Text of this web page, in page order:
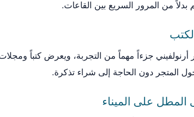
بدلاً من المرور السريع بين القاعات.
أرنولفيني جزءاً مهماً من التجربة، ويعرض كتباً
المتجر دون الحاجة إلى شراء تذكرة.
المطل على الميناء